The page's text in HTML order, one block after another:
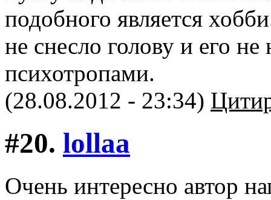
подобного является
не снесло голову и его
психотропами.
(28.08.2012 - 23:34)
#20. lollaa
Очень интересно автор